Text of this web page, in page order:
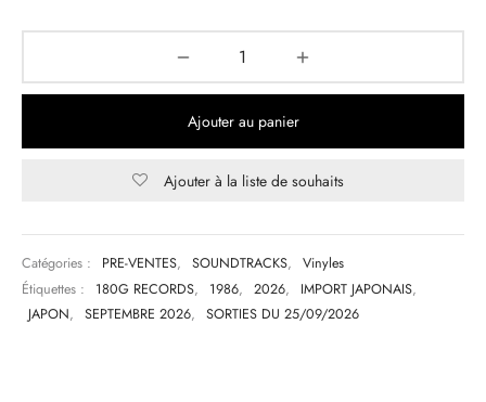
Ajouter au panier
Ajouter à la liste de souhaits
Catégories : PRE-VENTES, SOUNDTRACKS,
Vinyles
Étiquettes :
180G RECORDS, 1986, 2026, IMPORT JAPONAIS,
JAPON, SEPTEMBRE 2026, SORTIES DU 25/09/2026